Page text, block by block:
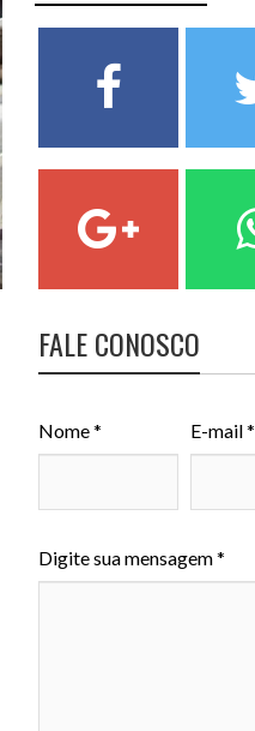
FALE CONOSCO
Nome * E-mail *
Digite sua mensagem *